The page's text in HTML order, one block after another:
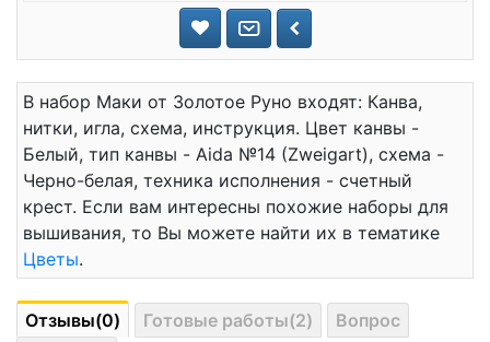
В набор Маки от Золотое Руно входят: Канва,
нитки, игла, схема, инструкция. Цвет канвы -
Белый, тип канвы - Aida №14 (Zweigart), схема -
Черно-белая, техника исполнения - счетный
крест. Если вам интересны похожие наборы для
вышивания, то Вы можете найти их в тематике
Цветы.
Отзывы(0) Готовые работы(2)
Вопрос